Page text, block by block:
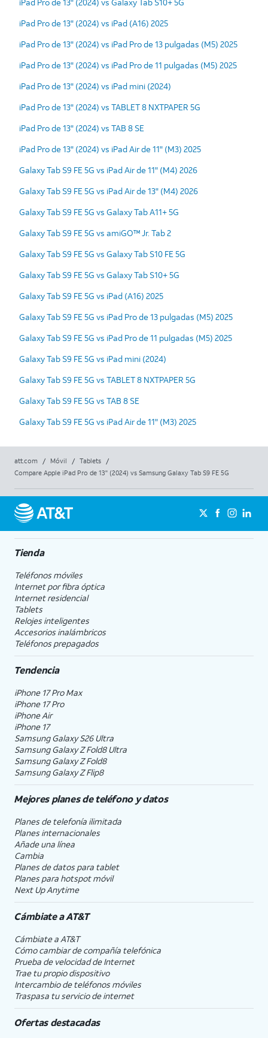
iPad Pro de 13" (2024) vs iPad (A16) 2025
iPad Pro de 13" (2024) vs iPad Pro de 13 pulgadas (M5) 2025
iPad Pro de 13" (2024) vs iPad Pro de 11 pulgadas (M5) 2025
iPad Pro de 13" (2024) vs iPad mini (2024)
iPad Pro de 13" (2024) vs TABLET 8 NXTPAPER 5G
iPad Pro de 13" (2024) vs TAB 8 SE
iPad Pro de 13" (2024) vs iPad Air de 11" (M3) 2025
Galaxy Tab S9 FE 5G vs iPad Air de 11" (M4) 2026
Galaxy Tab S9 FE 5G vs iPad Air de 13" (M4) 2026
Galaxy Tab S9 FE 5G vs Galaxy Tab A11+ 5G
Galaxy Tab S9 FE 5G vs amiGO™ Jr. Tab 2
Galaxy Tab S9 FE 5G vs Galaxy Tab S10 FE 5G
Galaxy Tab S9 FE 5G vs Galaxy Tab S10+ 5G
Galaxy Tab S9 FE 5G vs iPad (A16) 2025
Galaxy Tab S9 FE 5G vs iPad Pro de 13 pulgadas (M5) 2025
Galaxy Tab S9 FE 5G vs iPad Pro de 11 pulgadas (M5) 2025
Galaxy Tab S9 FE 5G vs iPad mini (2024)
Galaxy Tab S9 FE 5G vs TABLET 8 NXTPAPER 5G
Galaxy Tab S9 FE 5G vs TAB 8 SE
Galaxy Tab S9 FE 5G vs iPad Air de 11" (M3) 2025
att.com / Móvil / Tablets
/
Compare Apple iPad Pro de 13" (2024) vs Samsung Galaxy Tab S9 FE 5G
Tienda
Teléfonos móviles
Internet por fibra óptica
Internet residencial
Tablets
Relojes inteligentes
Accesorios inalámbricos
Teléfonos prepagados
Tendencia
iPhone 17 Pro Max
iPhone 17 Pro
iPhone Air
iPhone 17
Samsung Galaxy S26 Ultra
Samsung Galaxy Z Fold8 Ultra
Samsung Galaxy Z Fold8
Samsung Galaxy Z Flip8
Mejores planes de teléfono y datos
Planes de telefonía ilimitada
Planes internacionales
Añade una línea
Cambia
Planes de datos para tablet
Planes para hotspot móvil
Next Up Anytime
Cámbiate aAT&T
Cámbiate a AT&T
Cómo cambiar de compañía telefónica
Prueba de velocidad de Internet
Trae tu propio dispositivo
Intercambio de teléfonos móviles
Traspasa tu servicio de internet
Ofertas destacadas